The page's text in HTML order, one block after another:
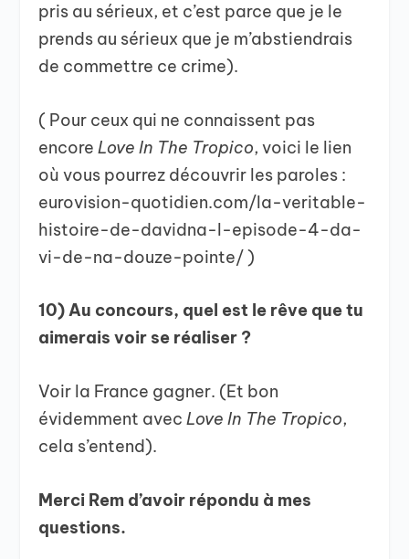
pris au sérieux, et c’est parce que je le
prends au sérieux que je m’abstiendrais
de commettre ce crime).
( Pour ceux qui ne connaissent pas
encoreLove In The Tropico, voici le lien
où vous pourrez découvrir les paroles :
eurovision-quotidien.com/la-veritable-
histoire-de-davidna-l-episode-4-da-
vi-de-na-douze-pointe/ )
10) Au concours, quel est le rêve que tu
aimerais voir se réaliser ?
Voir la France gagner. (Et bon
évidemment avec Love In The Tropico,
cela s’entend).
Merci Rem d’avoir répondu à mes
questions.